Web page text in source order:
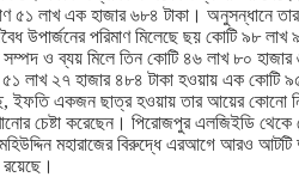
৫১ লাখ এক হাজার ৬৮৪ টাকা। অনুসন্ধানে
উপার্জনের পরিমাণ মিলেছে ছয় কোটি ৯৮
ও ব্যয় মিলে তিন কোটি ৪৬ লাখ ৮০
লাখ ২৭ হাজার ৪৮৪ টাকা হওয়ায় এক কোটি
ইফতি একজন ছাত্র হওয়ায় তার আয়ের কোনো
চেষ্টা করেছেন। পিরোজপুর এলজিইডি থেকে
মহারাজের বিরুদ্ধে এরআগে আরও
রয়েছে।